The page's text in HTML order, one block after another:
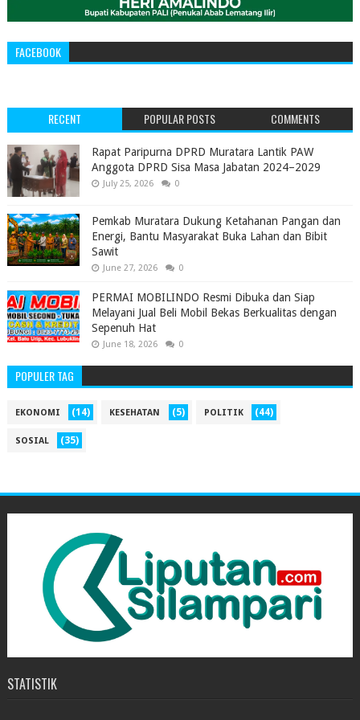
FACEBOOK
RECENT POPULAR POSTS COMMENTS
‎Rapat Paripurna DPRD Muratara Lantik PAW
Anggota DPRD Sisa Masa Jabatan 2024–2029 ‎
July 25, 2026 0
Pemkab Muratara Dukung Ketahanan Pangan dan
Energi, Bantu Masyarakat Buka Lahan dan Bibit
Sawit
June 27, 2026 0
PERMAI MOBILINDO Resmi Dibuka dan Siap
Melayani Jual Beli Mobil Bekas Berkualitas dengan
Sepenuh Hat
June 18, 2026 0
POPULER TAG
EKONOMI (14) KESEHATAN (5) POLITIK (44)
SOSIAL (35)
STATISTIK